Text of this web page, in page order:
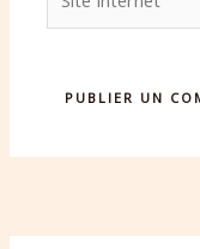
Internet